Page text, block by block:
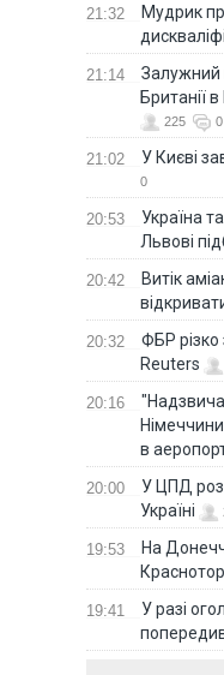
21:32
Мудрик
21:14
Залужний
Британії
225 0
21:02 У Києві
0
20:53
Україна
Львові
20:42
Витік
20:32
ФБР різко
Reuters
20:16
в
20:00
У ЦПД
Україні
19:53
На
19:41
У разі